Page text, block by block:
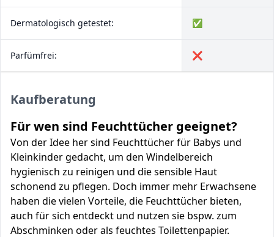
Dermatologisch getestet: ✅
Parfümfrei: ❌
Kaufberatung
Für wen sind Feuchttücher geeignet?
Von der Idee her sind Feuchttücher für Babys und
Kleinkinder gedacht, um den Windelbereich
hygienisch zu reinigen und die sensible Haut
schonend zu pflegen. Doch immer mehr Erwachsene
haben die vielen Vorteile, die Feuchttücher bieten,
auch für sich entdeckt und nutzen sie bspw. zum
Abschminken oder als feuchtes Toilettenpapier.